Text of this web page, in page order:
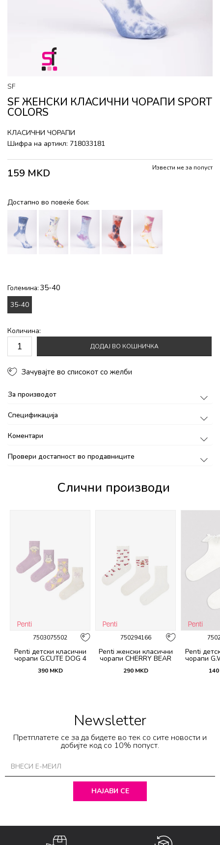
SF
SF ЖЕНСКИ КЛАСИЧНИ ЧОРАПИ SPORT
COLORS
КЛАСИЧНИ ЧОРАПИ
Шифра на артикл: 718033181
159 MKD Извести ме за попуст
Достапно во повеќе бои:
Големина: 35-40
35-40
Количина:
ДОДАЈ ВО КОШНИЧКА
Зачувајте во списокот со желби
За производот
Спецификација
Коментари
Провери достапност во продавниците
Слични производи
7503075502
Penti детски класични
чорапи G.CUTE DOG 4
390 MKD
750294166
Penti женски класични
чорапи CHERRY BEAR
290 MKD
Penti
чорапи
140
Newsletter
Претплатете се за да бидете во тек со сите новости и
добијте код со 10% попуст.
НАЈАВИ СЕ